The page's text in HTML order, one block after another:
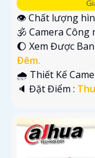
👁 Chất lượng
🕉️ Camera Công
🌔 Xem Được
Ðêm.
🌧️ Thiết Kế
️🔈 Đặt Điểm :